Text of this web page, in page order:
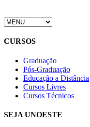
CURSOS
Graduação
Pós-Graduação
Educação a Distância
Cursos Livres
Cursos Técnicos
SEJA UNOESTE